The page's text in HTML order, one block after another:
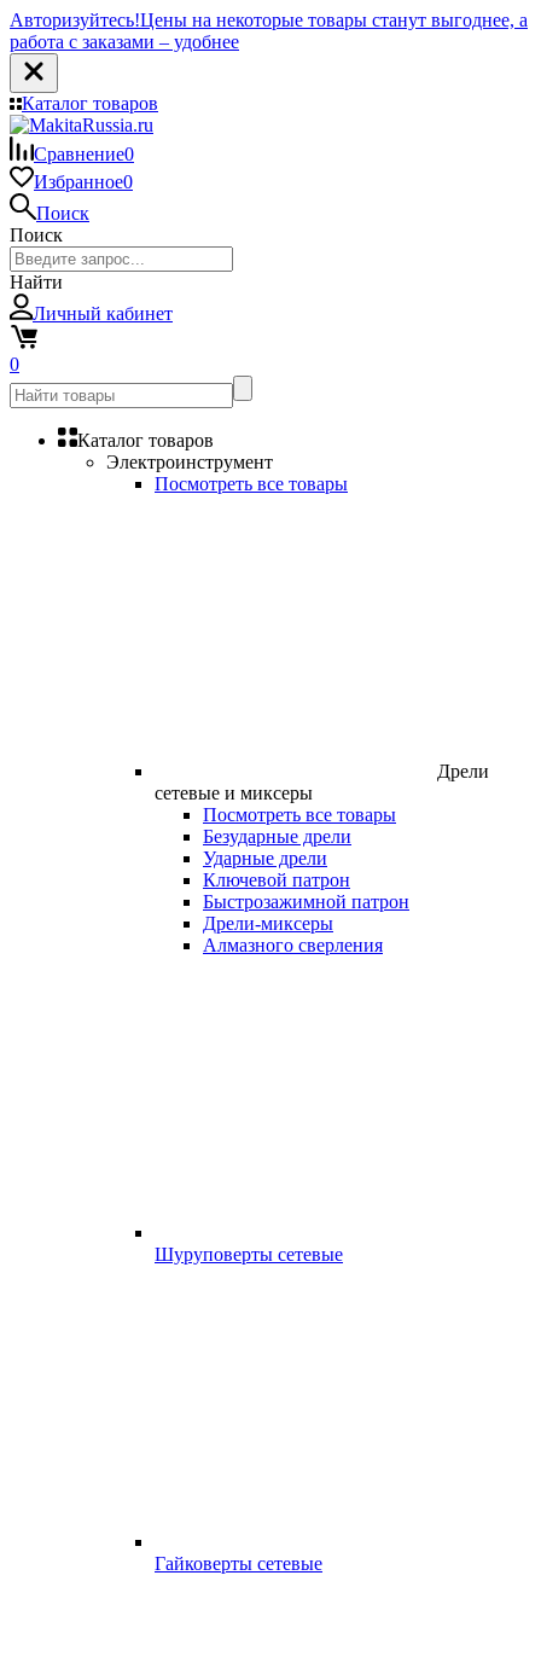
Авторизуйтесь!Цены на некоторые товары станут выгоднее, а
работа с заказами – удобнее
Каталог товаров
Сравнение0
Избранное0
Поиск
Поиск
Найти
Личный кабинет
0
Каталог товаров
Электроинструмент
Посмотреть все товары
Дрели
сетевые и миксеры
Посмотреть все товары
Безударные дрели
Ударные дрели
Ключевой патрон
Быстрозажимной патрон
Дрели-миксеры
Алмазного сверления
Шуруповерты сетевые
Гайковерты сетевые